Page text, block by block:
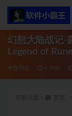
幻想大陆战记-
Legend of
全部内容 4 年前